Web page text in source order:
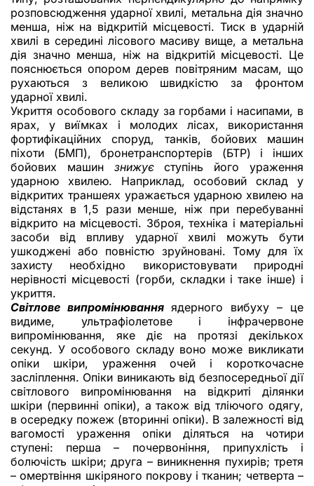
розповсюдження ударної хвилі, метальна дія значно
менша, ніж на відкритій місцевості. Тиск в ударній
хвилі в середині лісового масиву вище, а метальна
дія значно менша, ніж на відкритій місцевості. Це
пояснюється опором дерев повітряним масам, що
рухаються з великою швидкістю за фронтом
ударної хвилі.
Укриття особового складу за горбами і насипами, в
ярах, у виїмках і молодих лісах, використання
фортифікаційних споруд, танків, бойових машин
піхоти (БМП), бронетранспортерів (БТР) і інших
бойових машин знижуєступінь його ураження
ударною хвилею. Наприклад, особовий склад у
відкритих траншеях уражається ударною хвилею на
відстанях в 1,5 рази менше, ніж при перебуванні
відкрито на місцевості. Зброя, техніка і матеріальні
засоби від впливу ударної хвилі можуть бути
ушкоджені або повністю зруйновані. Тому для їх
захисту необхідно використовувати природні
нерівності місцевості (горби, складки і таке інше) і
укриття.
Світлове випромінювання ядерного вибуху – це
видиме, ультрафіолетове і інфрачервоне
випромінювання, яке діє на протязі декількох
секунд. У особового складу воно може викликати
опіки шкіри, ураження очей і короткочасне
засліплення. Опіки виникають від безпосередньої дії
світлового випромінювання на відкриті ділянки
шкіри (первинні опіки), а також від тліючого одягу,
в осередку пожеж (вторинні опіки). В залежності від
вагомості ураження опіки діляться на чотири
ступені: перша – почервоніння, припухлість і
болючість шкіри; друга – виникнення пухирів; третя
– омертвіння шкіряного покрову і тканин; четверта –